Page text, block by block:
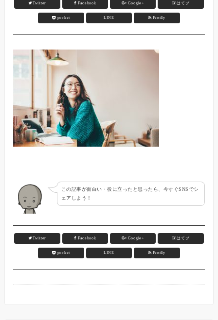
Twitter Facebook Google+ B!はてブ
pocket LINE Feedly
この記事が面白い・役に立ったと思ったら、今すぐSNSでシ
ェアしよう！
Twitter Facebook Google+ B!はてブ
pocket LINE Feedly